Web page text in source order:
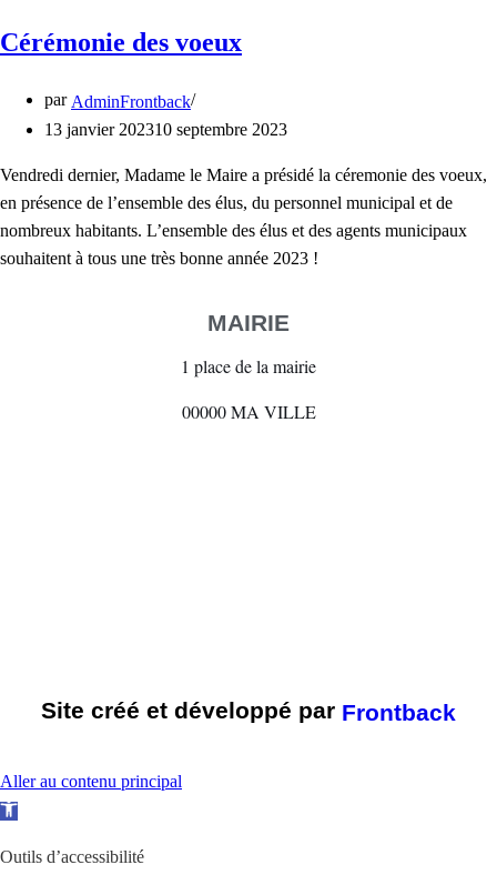
Cérémonie des voeux
par AdminFrontback
13 janvier 202310 septembre 2023
Vendredi dernier, Madame le Maire a présidé la céremonie des voeux,
en présence de l’ensemble des élus, du personnel municipal et de
nombreux habitants. L’ensemble des élus et des agents municipaux
souhaitent à tous une très bonne année 2023 !
MAIRIE
1 place de la mairie
00000 MA VILLE
Site créé et développé par Frontback
Aller au contenu principal
O
v
Outils d’accessibilité